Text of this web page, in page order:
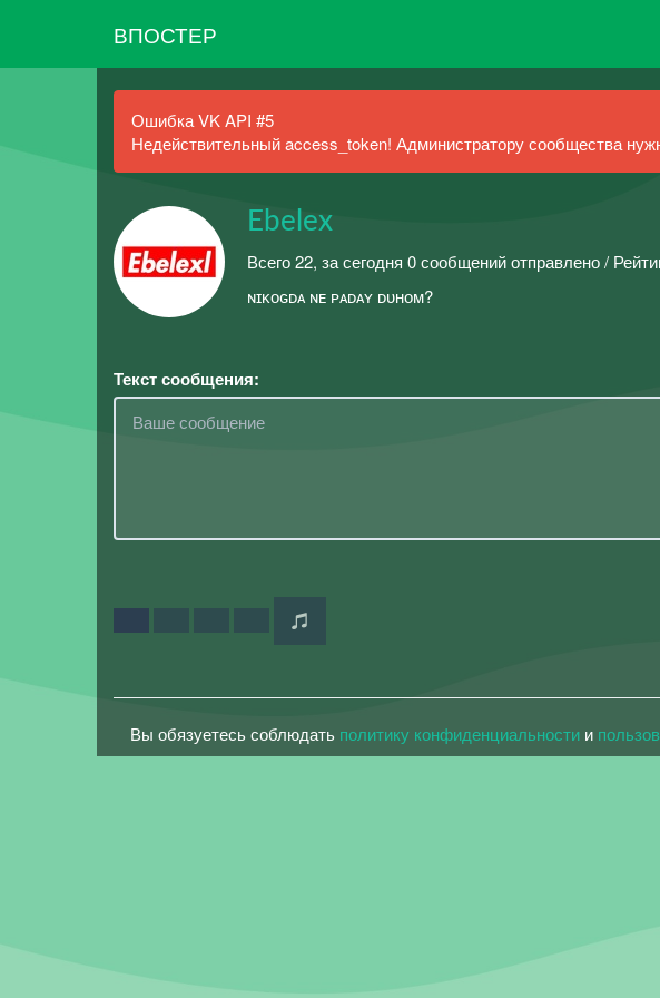
ВПОСТЕР
Ошибка VK API #5
Недействительный access_token! Администратору сообщества
Ebelex
Всего 22, за сегодня 0 сообщений отправлено /
ɴɪᴋᴏɢᴅᴀ ɴᴇ ᴘᴀᴅᴀʏ ᴅᴜʜᴏᴍ?
Текст сообщения:
Вы обязуетесь соблюдать политику конфиденциальности и